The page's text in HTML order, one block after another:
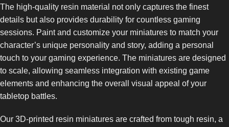
The high-quality resin material not only captures the finest
details but also provides durability for countless gaming
sessions. Paint and customize your miniatures to match your
character’s unique personality and story, adding a personal
touch to your gaming experience. The miniatures are designed
to scale, allowing seamless integration with existing game
elements and enhancing the overall visual appeal of your
tabletop battles.
Our 3D-printed resin miniatures are crafted from tough resin, a